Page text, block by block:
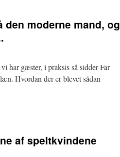
moderne mand, og
har gæster, i praksis så sidder Far
Hvordan der er blevet sådan
af speltkvindene